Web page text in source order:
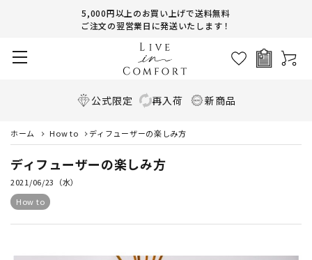
5,000円以上のお買い上げで送料無料
ご注文の翌営業日に発送いたします！
公式限定 再入荷 新商品
ホーム How to ディフューザーの楽しみ方
ディフューザーの楽しみ方
2021/06/23（水）
How to